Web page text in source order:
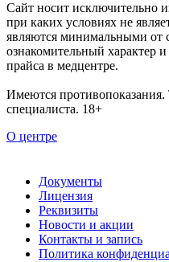
Сайт носит исключительно
при каких условиях не
являются минимальными от
ознакомительный характер
прайса в медцентре.
Имеются противопоказания.
специалиста. 18+
О центре
Документы
Лицензия
Реквизиты
Новости и акции
Контакты и запись
Политика